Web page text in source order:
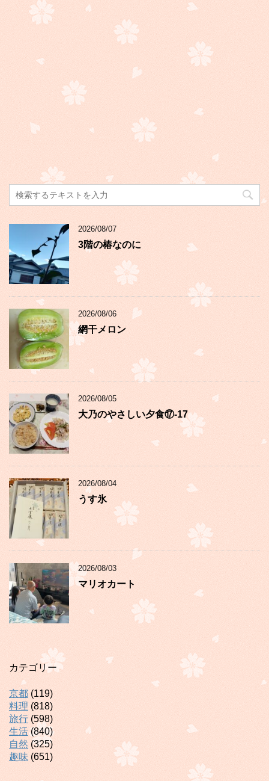
2026/08/07
3階の椿なのに
2026/08/06
網干メロン
2026/08/05
大乃のやさしい夕食⑰-17
2026/08/04
うす氷
2026/08/03
マリオカート
カテゴリー
京都 (119)
料理 (818)
旅行 (598)
生活(840)
自然 (325)
趣味 (651)